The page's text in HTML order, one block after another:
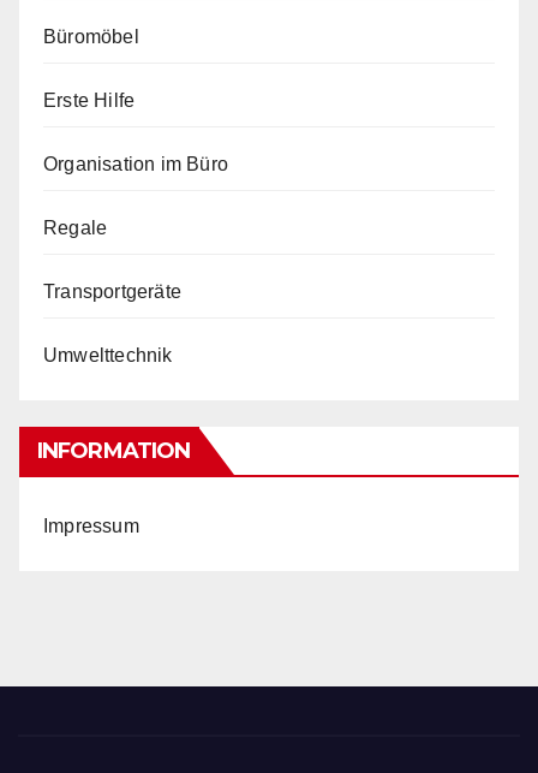
Büromöbel
Erste Hilfe
Organisation im Büro
Regale
Transportgeräte
Umwelttechnik
INFORMATION
Impressum